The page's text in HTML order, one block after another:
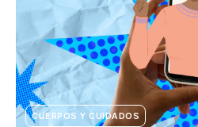
CUERPOS Y CUIDADOS